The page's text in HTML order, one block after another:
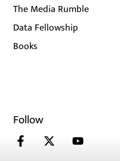
The Media Rumble
Data Fellowship
Books
Follow